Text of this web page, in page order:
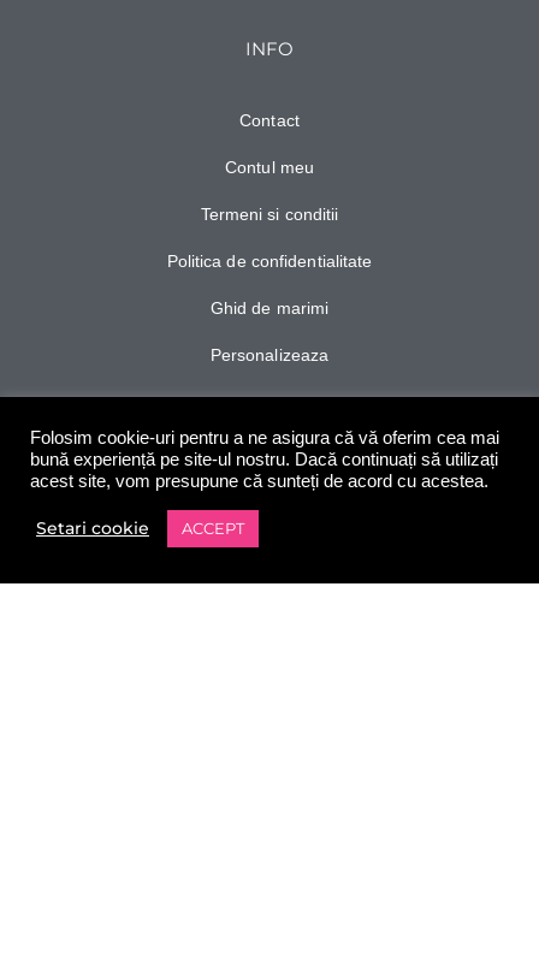
INFO
Contact
Contul meu
Termeni si conditii
Politica de confidentialitate
Ghid de marimi
Personalizeaza
URMARESTE-NE
Folosim cookie-uri pentru a ne asigura că vă oferim cea mai
bună experiență pe site-ul nostru. Dacă continuați să utilizați
acest site, vom presupune că sunteți de acord cu acestea.
Setari cookie ACCEPT
0